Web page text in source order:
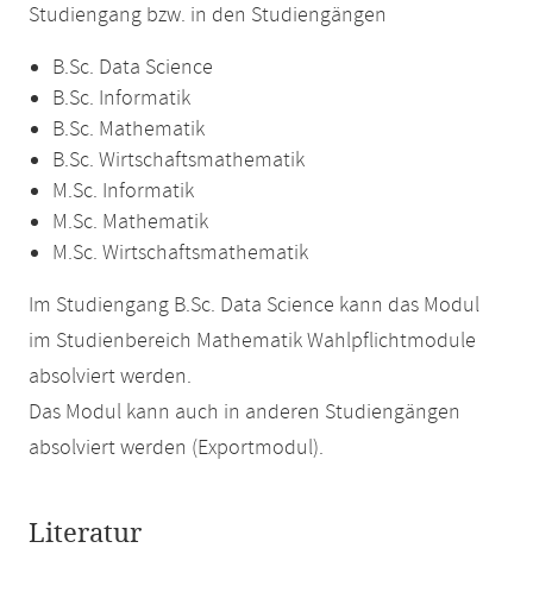
Studiengang bzw. in den Studiengängen
B.Sc. Data Science
B.Sc. Informatik
B.Sc. Mathematik
B.Sc. Wirtschaftsmathematik
M.Sc. Informatik
M.Sc. Mathematik
M.Sc. Wirtschaftsmathematik
Im Studiengang B.Sc. Data Science kann das Modul
im Studienbereich Mathematik Wahlpflichtmodule
absolviert werden.
Das Modul kann auch in anderen Studiengängen
absolviert werden (Exportmodul).
Literatur